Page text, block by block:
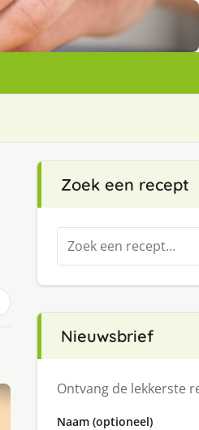
Zoek een recept
Zoeken
naar:
Nieuwsbrief
Ontvang de lekkerste
Naam (optioneel)